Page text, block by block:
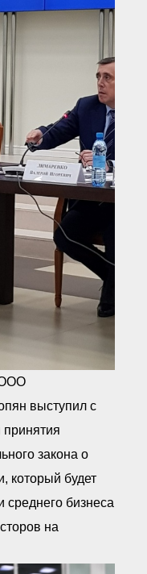
ООО
выступил с
закона о
который будет
среднего бизнеса
на